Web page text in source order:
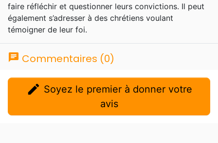
faire réfléchir et questionner leurs convictions. Il peut
également s’adresser à des chrétiens voulant
témoigner de leur foi.
chat Commentaires (0)
edit
avis